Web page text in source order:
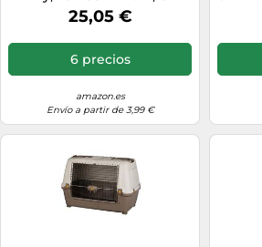
25,05 €
6 precios
amazon.es
Envío a partir de 3,99 €